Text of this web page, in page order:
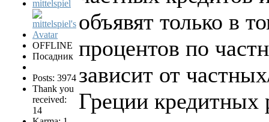
mittelspiel
OFFLINE
Посадник
Posts: 3974
Thank you
received:
14
объявят только в
процентов по
зависит от
Греции кредитных